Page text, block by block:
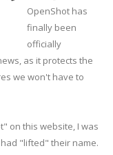
OpenShot has
finally been
officially
as it protects the
we won't have to
on this website, I was
"lifted" their name.